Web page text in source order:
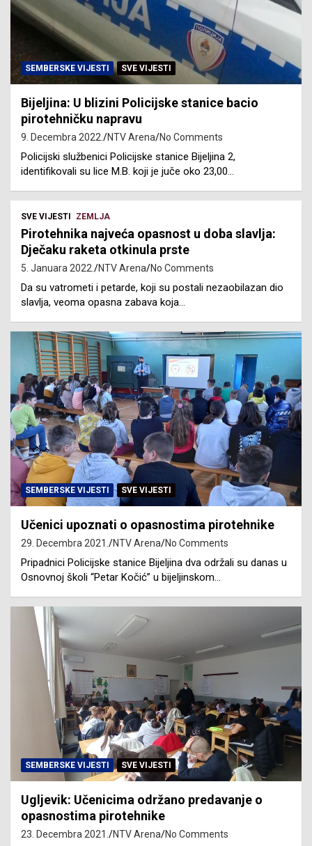
SEMBERSKE VIJESTI SVE VIJESTI
Bijeljina: U blizini Policijske stanice bacio
pirotehničku napravu
9. Decembra 2022. NTV Arena No Comments
Policijski službenici Policijske stanice Bijeljina 2,
identifikovali su lice M.B. koji je juče oko 23,00…
SVE VIJESTI ZEMLJA
Pirotehnika najveća opasnost u doba slavlja:
Dječaku raketa otkinula prste
5. Januara 2022. NTV Arena No Comments
Da su vatrometi i petarde, koji su postali nezaobilazan dio
slavlja, veoma opasna zabava koja…
SEMBERSKE VIJESTI SVE VIJESTI
Učenici upoznati o opasnostima pirotehnike
29. Decembra 2021. NTV Arena No Comments
Pripadnici Policijske stanice Bijeljina dva održali su danas u
Osnovnoj školi “Petar Kočić” u bijeljinskom…
SEMBERSKE VIJESTI SVE VIJESTI
Ugljevik: Učenicima održano predavanje o
opasnostima pirotehnike
23. Decembra 2021. NTV Arena No Comments